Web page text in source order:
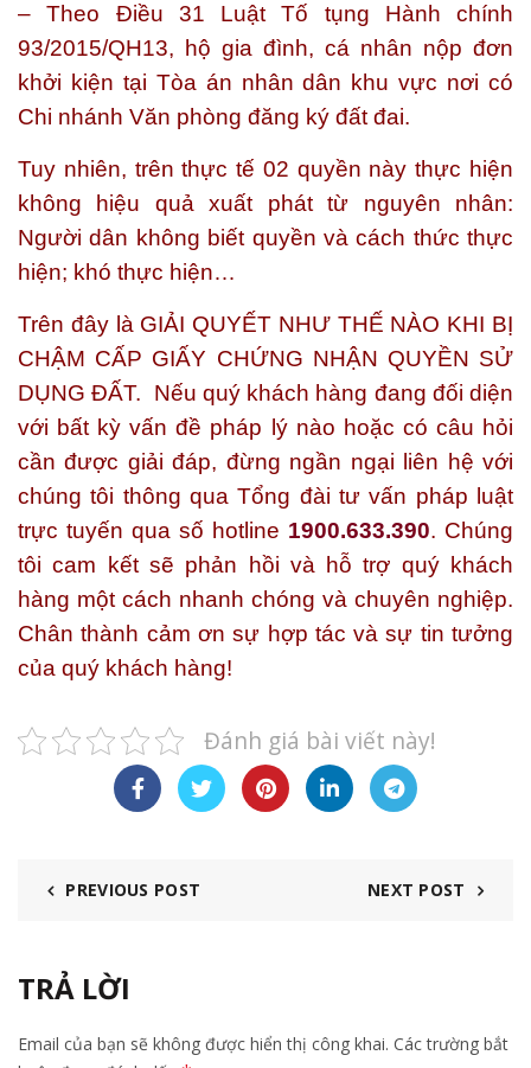
– Theo Điều 31 Luật Tố tụng Hành chính
93/2015/QH13, hộ gia đình, cá nhân nộp đơn
khởi kiện tại Tòa án nhân dân khu vực nơi có
Chi nhánh Văn phòng đăng ký đất đai.
Tuy nhiên, trên thực tế 02 quyền này thực hiện
không hiệu quả xuất phát từ nguyên nhân:
Người dân không biết quyền và cách thức thực
hiện; khó thực hiện…
Trên đây là GIẢI QUYẾT NHƯ THẾ NÀO KHI BỊ
CHẬM CẤP GIẤY CHỨNG NHẬN QUYỀN SỬ
DỤNG ĐẤT.
Nếu quý khách hàng đang đối diện
với bất kỳ vấn đề pháp lý nào hoặc có câu hỏi
cần được giải đáp, đừng ngần ngại liên hệ với
chúng tôi thông qua Tổng đài tư vấn pháp luật
trực tuyến qua số hotline 1900.633.390. Chúng
tôi cam kết sẽ phản hồi và hỗ trợ quý khách
hàng một cách nhanh chóng và chuyên nghiệp.
Chân thành cảm ơn sự hợp tác và sự tin tưởng
của quý khách hàng!
Đánh giá bài viết này!
PREVIOUS POST NEXT POST
TRẢ LỜI
Email của bạn sẽ không được hiển thị công khai. Các trường bắt